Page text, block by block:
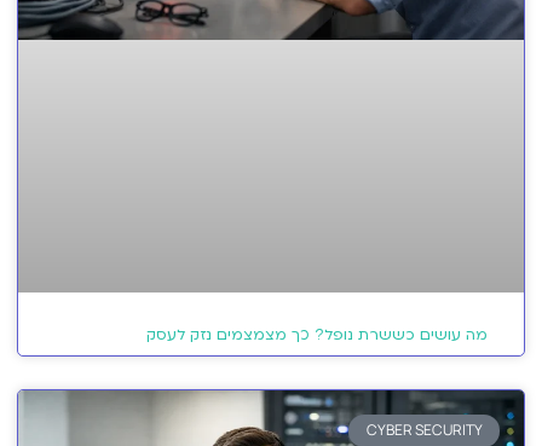
מה עושים כששרת נופל? כך מצמצמים נזק לעסק
CYBER SECURITY